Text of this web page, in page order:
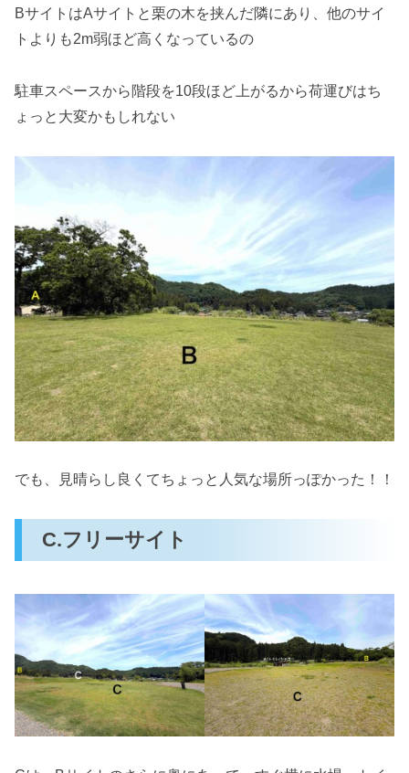
BサイトはAサイトと栗の木を挟んだ隣にあり、他のサイ
トよりも2m弱ほど高くなっているの
駐車スペースから階段を10段ほど上がるから荷運びはち
ょっと大変かもしれない
でも、見晴らし良くてちょっと人気な場所っぽかった！！
C.フリーサイト